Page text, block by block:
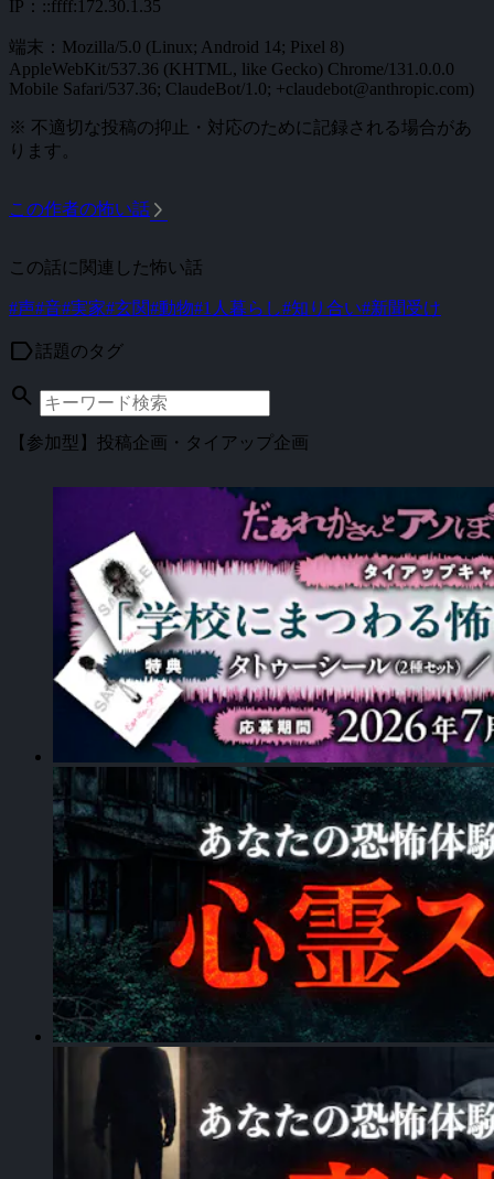
IP：::ffff:172.30.1.35
端末：Mozilla/5.0 (Linux; Android 14; Pixel 8)
AppleWebKit/537.36 (KHTML, like Gecko) Chrome/131.0.0.0
Mobile Safari/537.36; ClaudeBot/1.0; +claudebot@anthropic.com)
※ 不適切な投稿の抑止・対応のために記録される場合があ
ります。
この作者の怖い話 arrow_forward_ios
この話に関連した怖い話
#声#音#実家#玄関#動物#1人暮らし#知り合い#新聞受け
label話題のタグ
search
【参加型】投稿企画・タイアップ企画